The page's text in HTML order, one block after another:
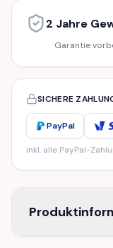
2 Jahre
Garantie
SICHERE
PayPal
inkl. alle PayPal-